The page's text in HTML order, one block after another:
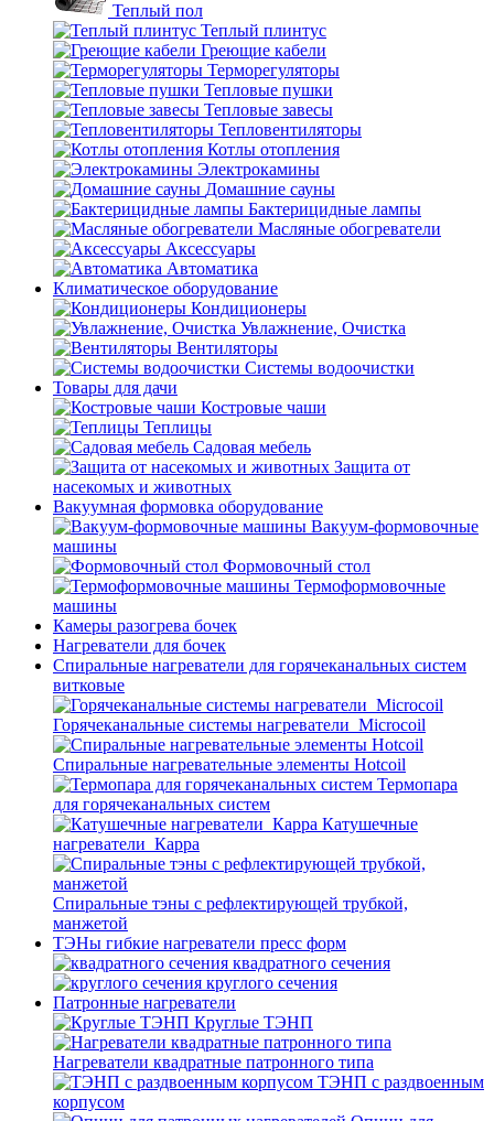
Теплый пол
Теплый плинтус
Греющие кабели
Терморегуляторы
Тепловые пушки
Тепловые завесы
Тепловентиляторы
Котлы отопления
Электрокамины
Домашние сауны
Бактерицидные лампы
Масляные обогреватели
Аксессуары
Автоматика
Климатическое оборудование
Кондиционеры
Увлажнение, Очистка
Вентиляторы
Системы водоочистки
Товары для дачи
Костровые чаши
Теплицы
Садовая мебель
Защита от
насекомых и животных
Вакуумная формовка оборудование
Вакуум-формовочные
машины
Формовочный стол
Термоформовочные
машины
Камеры разогрева бочек
Нагреватели для бочек
Спиральные нагреватели для горячеканальных систем
витковые
Горячеканальные системы нагреватели_Microcoil
Спиральные нагревательные элементы Hotcoil
Термопара
для горячеканальных систем
Катушечные
нагреватели_Карра
Спиральные тэны с рефлектирующей трубкой,
манжетой
ТЭНы гибкие нагреватели пресс форм
квадратного сечения
круглого сечения
Патронные нагреватели
Круглые ТЭНП
Нагреватели квадратные патронного типа
ТЭНП с раздвоенным
корпусом